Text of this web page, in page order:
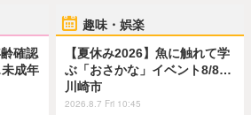
確認
成年
趣味・娯楽
【夏休み2026】魚に触れて学
ぶ「おさかな」イベント8/8…
川崎市
2026.8.7 Fri 10:45